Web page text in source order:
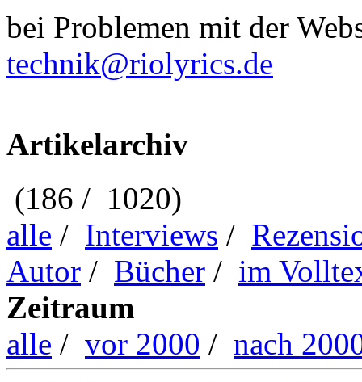
bei Problemen mit der
technik@riolyrics.de
Artikelarchiv
(186 / 1020)
alle / Interviews /
Autor / Bücher / im
Zeitraum
alle / vor 2000 / nach